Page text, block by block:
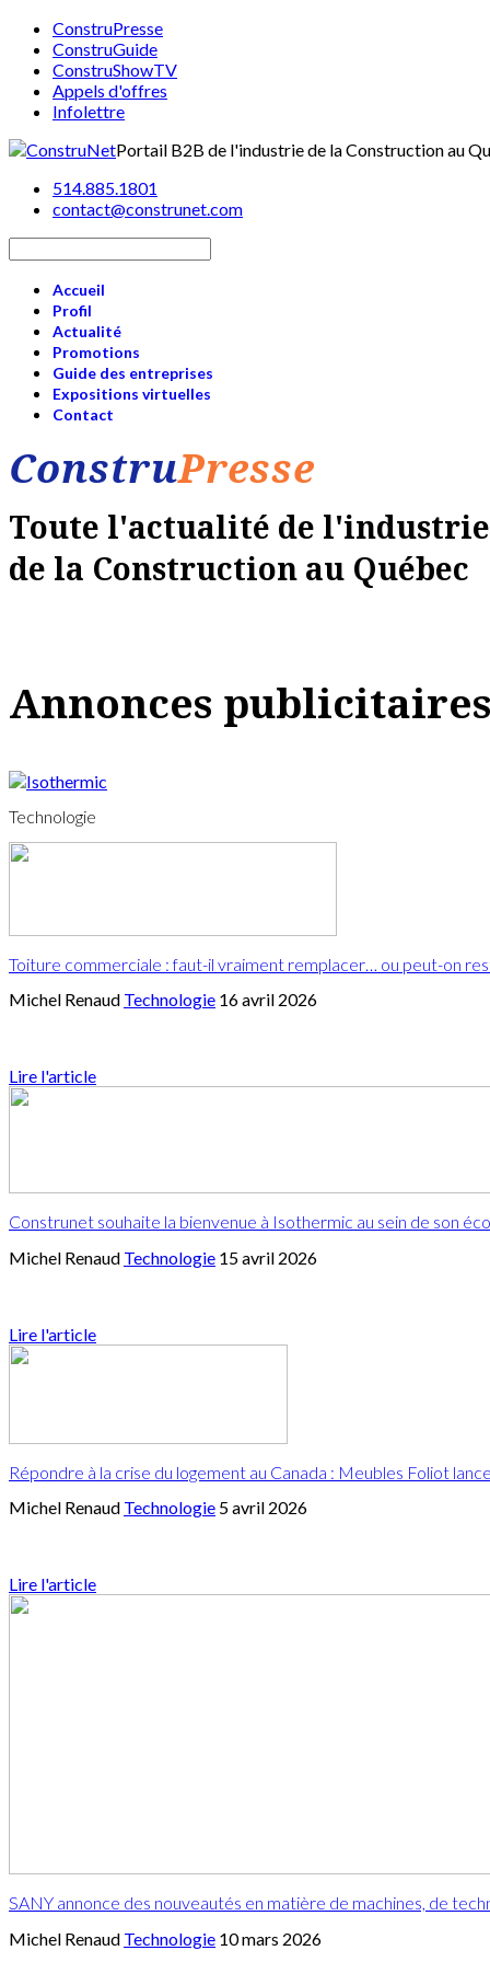
ConstruPresse
ConstruGuide
ConstruShowTV
Appels d'offres
Infolettre
Portail B2B de l'industrie de la Construction au
514.885.1801
contact@construnet.com
Accueil
Profil
Actualité
Promotions
Guide des entreprises
Expositions virtuelles
Contact
ConstruPresse
Toute l'actualité de l'industrie
de la Construction au Québec
Annonces publicitaires
Technologie
Toiture commerciale : faut-il vraiment remplacer… ou peut-on
Michel Renaud Technologie 16 avril 2026
Lire l'article
Construnet souhaite la bienvenue à Isothermic au sein de son
Michel Renaud Technologie 15 avril 2026
Lire l'article
Répondre à la crise du logement au Canada : Meubles Foliot
Michel Renaud Technologie 5 avril 2026
Lire l'article
SANY annonce des nouveautés en matière de machines, de
Michel Renaud Technologie 10 mars 2026